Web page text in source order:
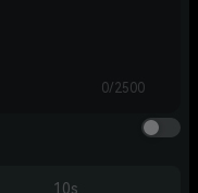
0/2500
10s